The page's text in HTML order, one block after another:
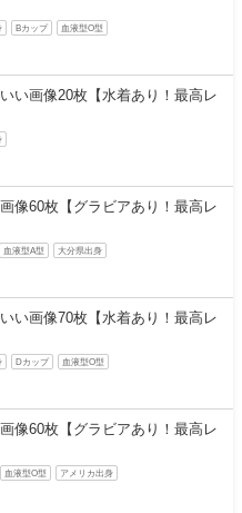
Bカップ 血液型O型
い画像20枚【水着あり！最高レ
像60枚【グラビアあり！最高レ
血液型A型 大分県出身
い画像70枚【水着あり！最高レ
Dカップ 血液型O型
像60枚【グラビアあり！最高レ
血液型O型 アメリカ出身